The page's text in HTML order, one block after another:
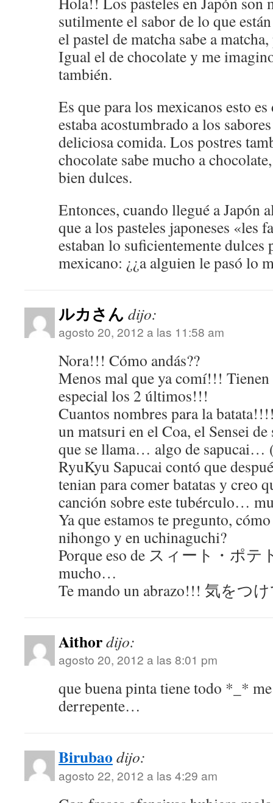
sutilmente el sabor de lo que
el pastel de matcha sabe a
Igual el de chocolate y me
también.
Es que para los mexicanos esto
estaba acostumbrado a los
deliciosa comida. Los postres
chocolate sabe mucho a
bien dulces.
Entonces, cuando llegué a Japón
que a los pasteles japoneses «les
estaban lo suficientemente dulces
mexicano: ¿¿a alguien le pasó lo
ルカさん dijo:
agosto 20, 2012 a las 11:58 am
Nora!!! Cómo andás??
Menos mal que ya comí!!! Tienen
especial los 2 últimos!!!
Cuantos nombres para la
un matsuri en el Coa, el Sensei
que se llama… algo de sapucai…
RyuKyu Sapucai contó que
tenian para comer batatas y creo
canción sobre este tubérculo…
Ya que estamos te pregunto,
nihongo y en uchinaguchi?
Porque eso de スィート・ポテ
mucho…
Te mando un abrazo!!! 気をつ
Aithordijo:
agosto 20, 2012 a las 8:01 pm
que buena pinta tiene todo *_*
derrepente…
Birubao dijo:
agosto 22, 2012 a las 4:29 am